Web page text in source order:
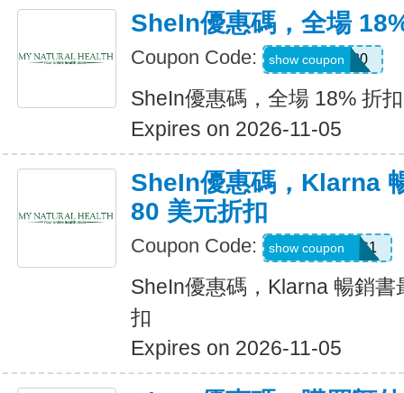
SheIn優惠碼，全場
Coupon Code: JULY0B20
show coupon
SheIn優惠碼，全場 18% 折扣
Expires on 2026-11-05
SheIn優惠碼，Klarna
80 美元折扣
Coupon Code: KLARNAAUG1
show coupon
SheIn優惠碼，Klarna 暢銷
扣
Expires on 2026-11-05